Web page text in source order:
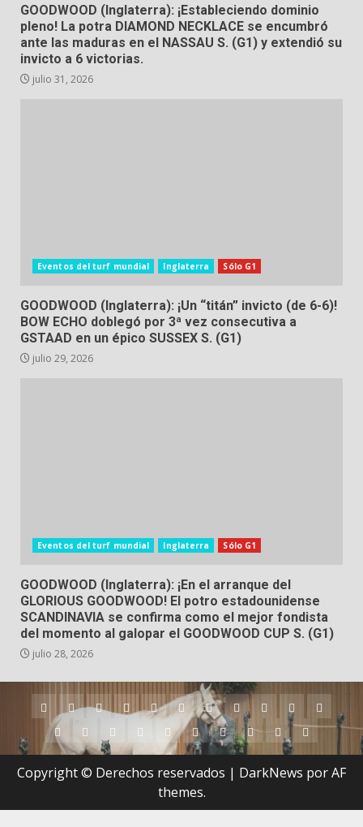
GOODWOOD (Inglaterra): ¡Estableciendo dominio
pleno! La potra DIAMOND NECKLACE se encumbró
ante las maduras en el NASSAU S. (G1) y extendió su
invicto a 6 victorias.
julio 31, 2026
Eventos del turf mundial Inglaterra Sólo G1
GOODWOOD (Inglaterra): ¡Un “titán” invicto (de 6-6)!
BOW ECHO doblegó por 3ª vez consecutiva a
GSTAAD en un épico SUSSEX S. (G1)
julio 29, 2026
Eventos del turf mundial Inglaterra Sólo G1
GOODWOOD (Inglaterra): ¡En el arranque del
GLORIOUS GOODWOOD! El potro estadounidense
SCANDINAVIA se confirma como el mejor fondista
del momento al galopar el GOODWOOD CUP S. (G1)
julio 28, 2026
Argentina
AustraliaBrasilChileDubaiEstados
Unidos
Hong
Kong
Inglaterra
IrlandaJapónNueva
Zelanda
PanamáPerú
Puerto
Rico
QatarSingapurSuráfrica
UruguayVenezuelaHipódromos
(Dubai)
Copyright © Derechos reservados | DarkNews por AF
themes.